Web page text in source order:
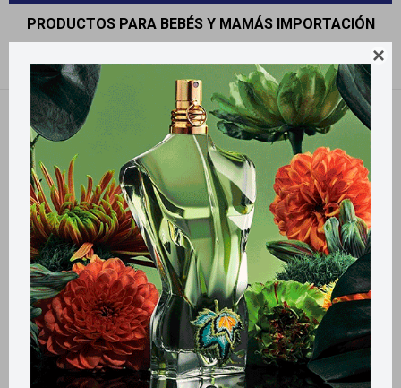

PRODUCTOS PARA BEBÉS Y MAMÁS IMPORTACIÓN
Recomendados
Filtrando por: Importación
LlegaHOY
LlegaHOY